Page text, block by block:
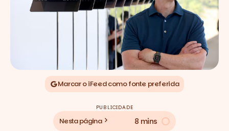
Marcar o iFeed como fonte preferida
PUBLICIDADE
Nesta página 8 mins